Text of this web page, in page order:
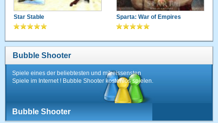
Star Stable Sparta: War of Empires
Bubble Shooter
Spiele eines der beliebtesten und mitreissensten
Spiele im Internet ! Bubble Shooter kostenlos spielen.
Bubble Shooter